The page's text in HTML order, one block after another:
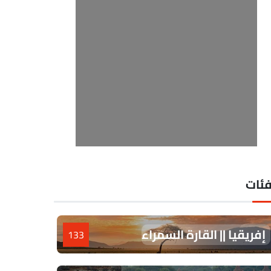
إفريقيا || القارة السمراء 133